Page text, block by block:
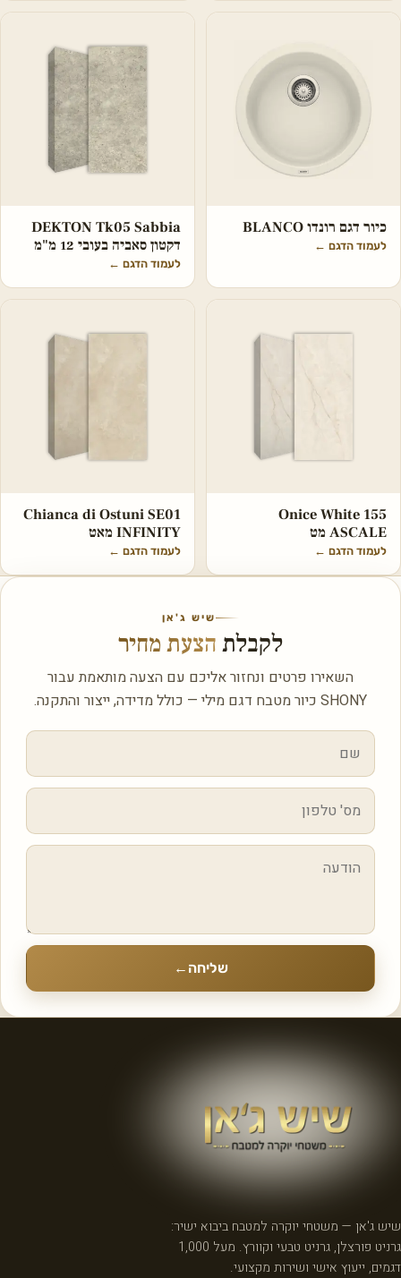
כיור דגם רונדו BLANCO
לעמוד הדגם ←
DEKTON Tk05 Sabbia
דקטון סאביה בעובי 12 מ"מ
לעמוד הדגם ←
Onice White 155
ASCALE מט
לעמוד הדגם ←
Chianca di Ostuni SE01
INFINITY מאט
לעמוד הדגם ←
שיש ג'אן
לקבלת הצעת מחיר
השאירו פרטים ונחזור אליכם עם הצעה מותאמת עבור
SHONY כיור מטבח דגם מילי — כולל מדידה, ייצור והתקנה.
שליחה ←
שיש ג'אן — משטחי יוקרה למטבח ביבוא ישיר:
גרניט פורצלן, גרניט טבעי וקוורץ. מעל 1,000
דגמים, ייעוץ אישי ושירות מקצועי.